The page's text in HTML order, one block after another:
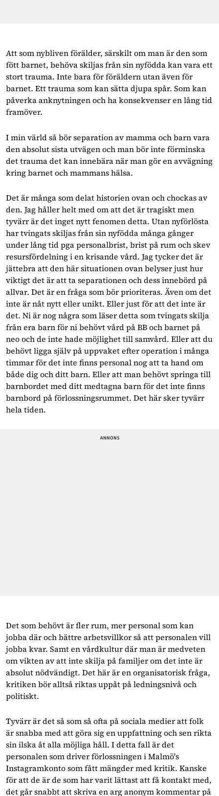
Att som nybliven förälder, särskilt om man är den som
fött barnet, behöva skiljas från sin nyfödda kan vara ett
stort trauma. Inte bara för föräldern utan även för
barnet. Ett trauma som kan sätta djupa spår. Som kan
påverka anknytningen och ha konsekvenser en lång tid
framöver.
I min värld så bör separation av mamma och barn vara
den absolut sista utvägen och man bör inte förminska
det trauma det kan innebära när man gör en avvägning
kring barnet och mammans hälsa.
Det är många som delat historien ovan och chockas av
den. Jag håller helt med om att det är tragiskt men
tyvärr är det inget nytt fenomen detta. Utan nyförlösta
har tvingats skiljas från sin nyfödda många gånger
under lång tid pga personalbrist, brist på rum och skev
resursfördelning i en krisande vård. Jag tycker det är
jättebra att den här situationen ovan belyser just hur
viktigt det är att ta separationen och dess innebörd på
allvar. Det är en fråga som bör prioriteras. Även om det
inte är nåt nytt eller unikt. Eller just för att det inte är
det. Ni är nog några som läser detta som tvingats skilja
från era barn för ni behövt vård på BB och barnet på
neo och de inte hade möjlighet till samvård. Eller att du
behövt ligga själv på uppvaket efter operation i många
timmar för det inte finns personal nog att ta hand om
både dig och ditt barn. Eller att man behövt springa till
barnbordet med ditt medtagna barn för det inte finns
barnbord på förlossningsrummet. Det här sker tyvärr
hela tiden.
Det som behövt är fler rum, mer personal som kan
jobba där och bättre arbetsvillkor så att personalen vill
jobba kvar. Samt en vårdkultur där man är medveten
om vikten av att inte skilja på familjer om det inte är
absolut nödvändigt. Det här är en organisatorisk fråga,
kritiken bör alltså riktas uppåt på ledningsnivå och
politiskt.
Tyvärr är det så som så ofta på sociala medier att folk
är snabba med att göra sig en uppfattning och sen rikta
sin ilska åt alla möjliga håll. I detta fall är det
personalen som driver förlossningen i Malmö's
Instagramkonto som fått mängder med kritik. Kanske
för att de är de som har varit lättast att få kontakt med,
det går snabbt att skriva en arg anonym kommentar på